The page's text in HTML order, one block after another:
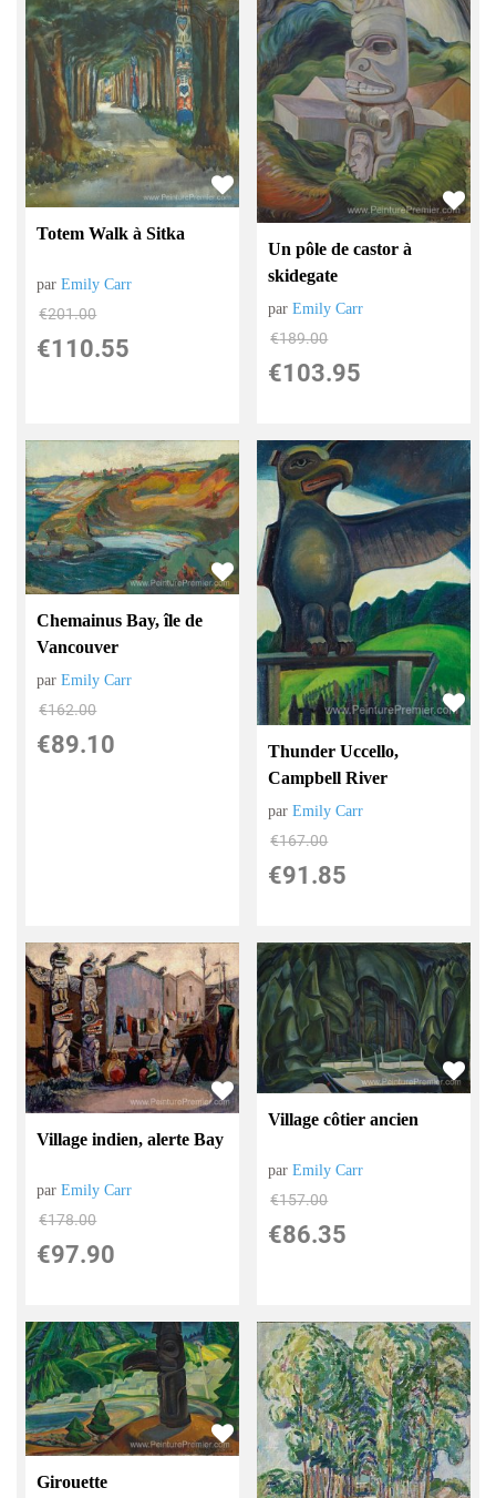
Totem Walk à Sitka
parEmily Carr
€201.00
€110.55
Un pôle de castor à
skidegate
parEmily Carr
€189.00
€103.95
Chemainus Bay, île de
Vancouver
parEmily Carr
€162.00
€89.10
Thunder Uccello,
Campbell River
parEmily Carr
€167.00
€91.85
Village indien, alerte Bay
parEmily Carr
€178.00
€97.90
Village côtier ancien
parEmily Carr
€157.00
€86.35
Girouette